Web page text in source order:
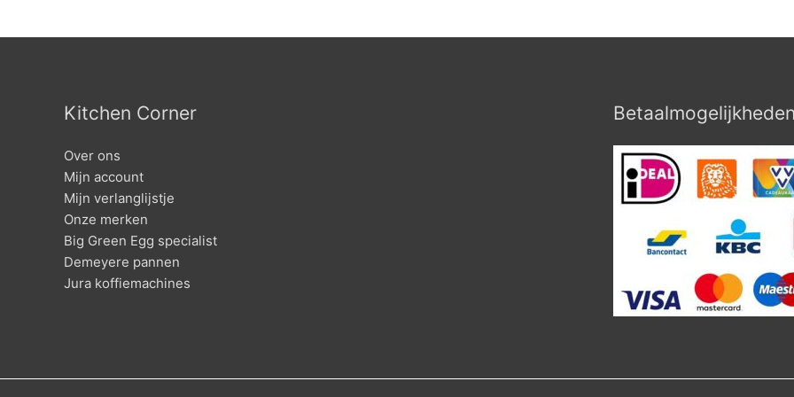
Kitchen Corner
Over ons
Mijn account
Mijn verlanglijstje
Onze merken
Big Green Egg specialist
Demeyere pannen
Jura koffiemachines